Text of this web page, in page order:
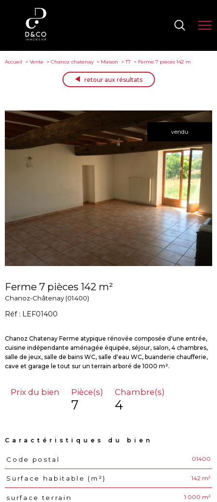
Accueil Vente Chanoz chatenay Maison T7 Ferme 7 pieces 142 m
retour aux résultats
vendu
Ferme 7 pièces 142 m²
Chanoz-Châtenay (01400)
Réf : LEF01400
Chanoz Chatenay Ferme atypique rénovée composée d'une entrée,
cuisine indépendante aménagée équipée, séjour, salon, 4 chambres,
salle de jeux, salle de bains WC, salle d'eau WC, buanderie chaufferie,
Prix du bien Pièce(s)
7
Chambre(s)
4
Caractéristiques du bien
Caractéristiques Valeurs
Code postal 01400
Surface habitable (m²) 142 m²
surface terrain 1 000 m²